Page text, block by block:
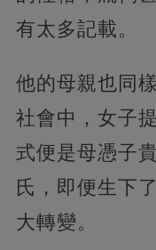
有太多記載。
他的母親也同
社會中，女子
式便是母憑子
氏，即便生下
大轉變。